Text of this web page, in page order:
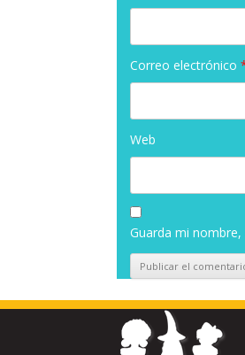
Correo electrónico
Web
Guarda mi